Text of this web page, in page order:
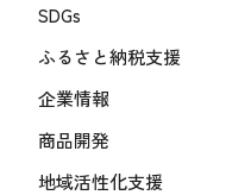
SDGs
ふるさと納税支援
企業情報
商品開発
地域活性化支援